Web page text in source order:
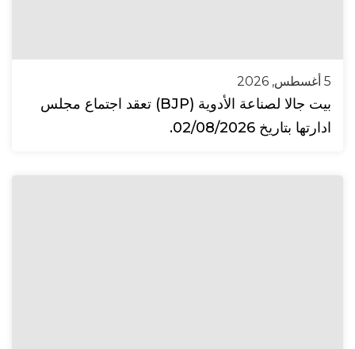
5 أغسطس, 2026
بيت جالا لصناعة الأدوية (BJP) تعقد اجتماع مجلس
ادارتها بتاريخ 02/08/2026.